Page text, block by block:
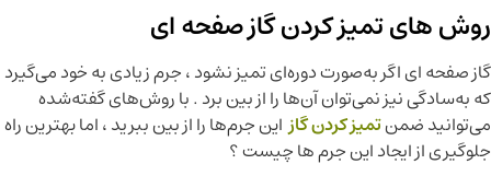
روش های تمیز کردن گاز صفحه ای
گاز صفحه ای اگر به‌صورت دوره‌ای تمیز نشود ، جرم زیادی به خود می‌گیرد
که به‌سادگی نیز نمی‌توان آن‌ها را از بین برد . با روش‌های گفته‌شده
می‌توانید ضمنتمیز کردن گازاین جرم‌ها را از بین ببرید ، اما بهترین راه
جلوگیری از ایجاد این جرم ها چیست ؟